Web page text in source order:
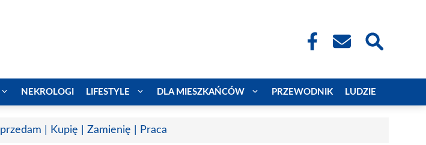
NEKROLOGI LIFESTYLE DLA MIESZKAŃCÓW PRZEWODNIK LUDZIE
| Kupię | Zamienię | Praca